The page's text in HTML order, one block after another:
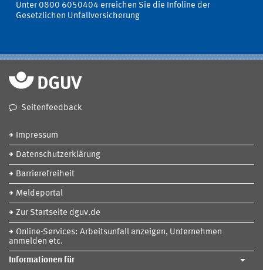
Unter 0800 6050404 erreichen Sie die Infoline der
Gesetzlichen Unfallversicherung
Seitenfeedback
Impressum
Datenschutzerklärung
Barrierefreiheit
Meldeportal
Zur Startseite dguv.de
Online-Services: Arbeitsunfall anzeigen, Unternehmen
anmelden etc.
Informationen für